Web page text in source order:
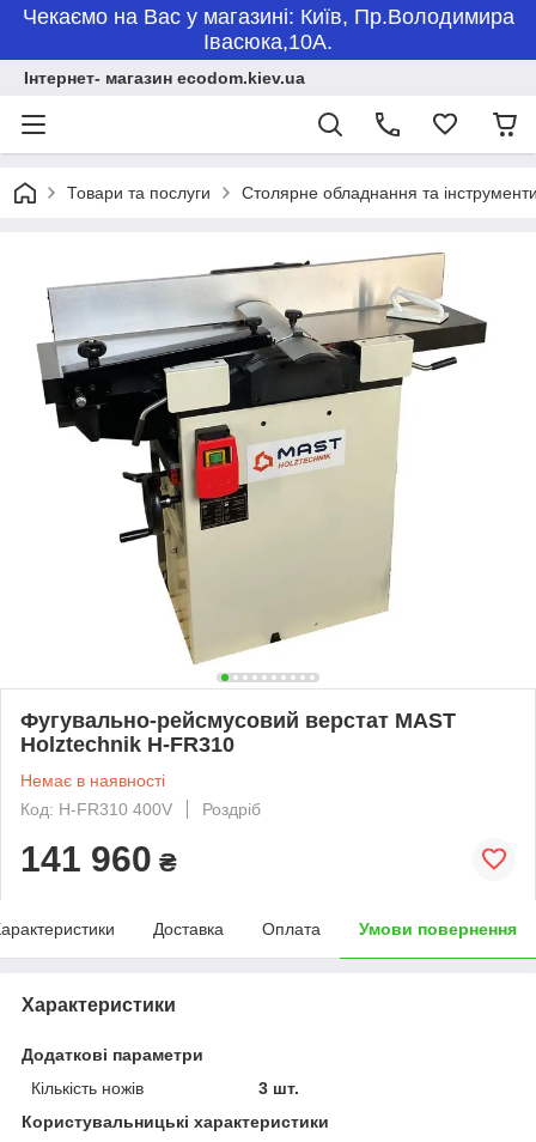
Чекаємо на Вас у магазині: Київ, Пр.Володимира
Івасюка,10А.
Інтернет- магазин ecodom.kiev.ua
Товари та послуги Столярне обладнання та
Фугувально-рейсмусовий верстат MAST
Holztechnik H-FR310
Немає в наявності
Код: H-FR310 400V
Роздріб
141 960 ₴
Доставка Оплата Умови повернення
Характеристики
Додаткові параметри
Кількість ножів
3 шт.
Користувальницькі характеристики